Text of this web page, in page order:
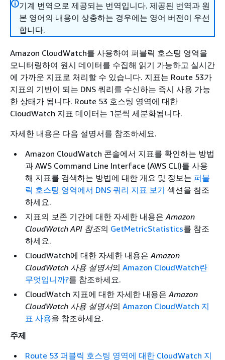
기계 번역으로 제공되는 번역입니다. 제공된 번역과 원
본 영어의 내용이 상충하는 경우에는 영어 버전이 우선
합니다.
Amazon CloudWatch를 사용하여 퍼블릭 호스팅 영역을
모니터링하여 원시 데이터를 수집해 읽기 가능하고 실시간
에 가까운 지표로 처리할 수 있습니다. 지표는 Route 53가
지표의 기반이 되는 DNS 쿼리를 수신하는 즉시 사용 가능
한 상태가 됩니다. Route 53 호스팅 영역에 대한
CloudWatch 지표 데이터는 1분씩 세분화됩니다.
자세한 내용은 다음 설명서를 참조하세요.
Amazon CloudWatch 콘솔에서 지표를 확인하는 방법
과 AWS Command Line Interface (AWS CLI)를 사용
해 지표를 검색하는 방법에 대한 개요 및 정보는 퍼블
릭 호스팅 영역에서 DNS 쿼리 지표 보기 섹션을 참조
하세요.
지표의 보존 기간에 대한 자세한 내용은Amazon
CloudWatch API 참조의 GetMetricStatistics를 참조
하세요.
CloudWatch에 대한 자세한 내용은Amazon
CloudWatch 사용 설명서의 Amazon CloudWatch란
무엇입니까?를 참조하세요.
CloudWatch 지표에 대한 자세한 내용은Amazon
CloudWatch 사용 설명서의 Amazon CloudWatch 지
표 사용을 참조하세요.
주제
Route 53 퍼블릭 호스팅 영역에 대한 CloudWatch 지